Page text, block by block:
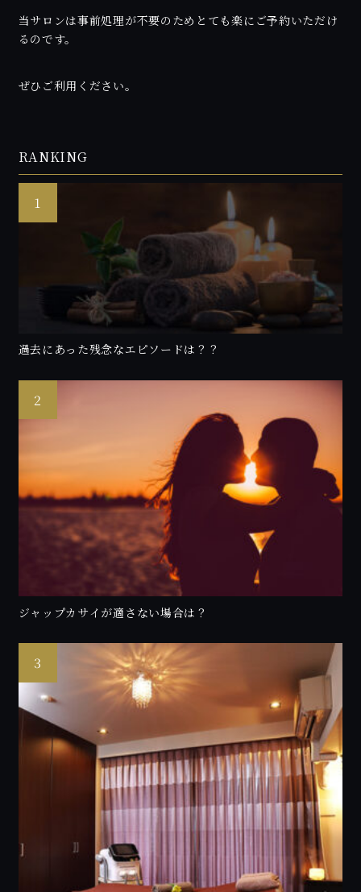
当サロンは事前処理が不要のためとても楽にご予約いただけ
るのです。
ぜひご利用ください。
RANKING
過去にあった残念なエピソードは？？
ジャップカサイが適さない場合は？